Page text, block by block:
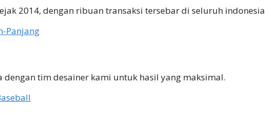
2014, dengan ribuan transaksi tersebar di seluruh indonesia
dengan tim desainer kami untuk hasil yang maksimal.